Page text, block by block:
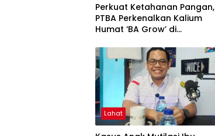
Perkuat Ketahanan Pangan,
PTBA Perkenalkan Kalium
Humat ‘BA Grow’ di
Lahat